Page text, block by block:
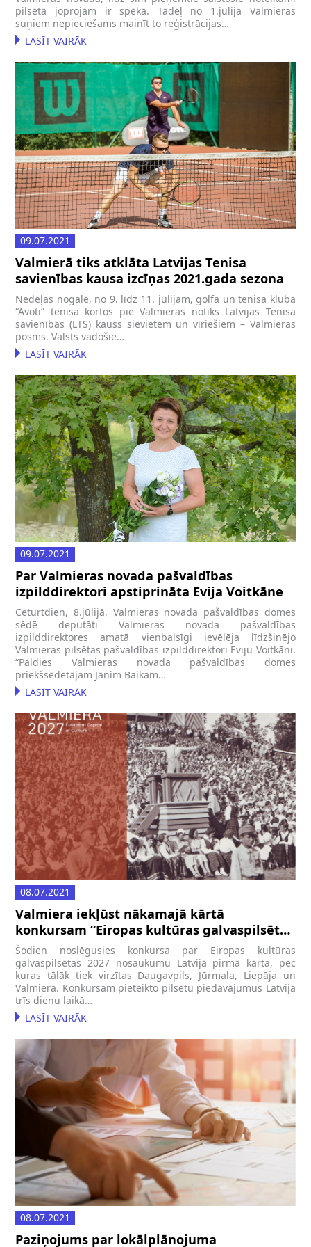
pilsētā joprojām ir spēkā. Tādēļ no 1.jūlija Valmieras
suņiem nepieciešams mainīt to reģistrācijas…
LASĪT VAIRĀK
09.07.2021
Valmierā tiks atklāta Latvijas Tenisa
savienības kausa izcīņas 2021.gada sezona
Nedēļas nogalē, no 9. līdz 11. jūlijam, golfa un tenisa kluba
“Avoti” tenisa kortos pie Valmieras notiks Latvijas Tenisa
savienības (LTS) kauss sievietēm un vīriešiem – Valmieras
posms. Valsts vadošie…
LASĪT VAIRĀK
09.07.2021
Par Valmieras novada pašvaldības
izpilddirektori apstiprināta Evija Voitkāne
Ceturtdien, 8.jūlijā, Valmieras novada pašvaldības domes
sēdē deputāti Valmieras novada pašvaldības
izpilddirektores amatā vienbalsīgi ievēlēja līdzšinējo
Valmieras pilsētas pašvaldības izpilddirektori Eviju Voitkāni.
“Paldies Valmieras novada pašvaldības domes
priekšsēdētājam Jānim Baikam…
LASĪT VAIRĀK
08.07.2021
Valmiera iekļūst nākamajā kārtā
konkursam “Eiropas kultūras galvaspilsēta
2027”
Šodien noslēgusies konkursa par Eiropas kultūras
galvaspilsētas 2027 nosaukumu Latvijā pirmā kārta, pēc
kuras tālāk tiek virzītas Daugavpils, Jūrmala, Liepāja un
Valmiera. Konkursam pieteikto pilsētu piedāvājumus Latvijā
trīs dienu laikā…
LASĪT VAIRĀK
08.07.2021
Paziņojums par lokālplānojuma